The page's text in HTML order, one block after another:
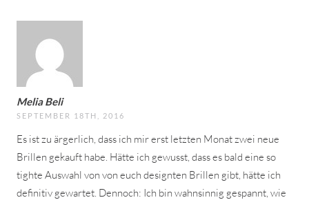
Melia Beli
SEPTEMBER 18TH, 2016
Es ist zu ärgerlich, dass ich mir erst letzten Monat zwei neue
Brillen gekauft habe. Hätte ich gewusst, dass es bald eine so
tighte Auswahl von von euch designten Brillen gibt, hätte ich
definitiv gewartet. Dennoch: Ich bin wahnsinnig gespannt, wie